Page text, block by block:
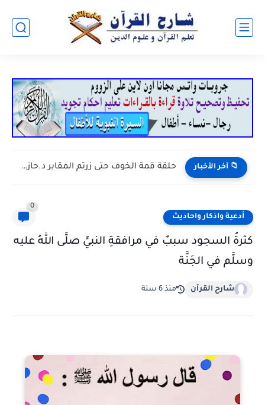
📁 آخر الأخبار حلقة قمة الخوف حتى زرتم المقابر د.حازم شومان
أدعية واذكار واحاديث
0
كثرةُ السجود سببٌ في مرافقةِ النبيِّ صلَّى اللهُ عليه
وسلَّم في الجَنَّة
شارح القرآن منذ 6 سنة